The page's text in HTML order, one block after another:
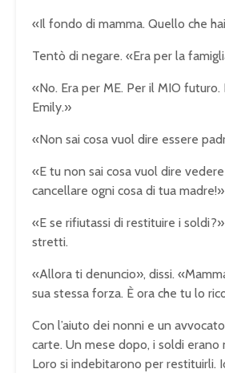
«Il fondo di mamma. Quello che
Tentò di negare. «Era per la
«No. Era per ME. Per il MIO futuro.
Emily.»
«Non sai cosa vuol dire essere
«E tu non sai cosa vuol dire
cancellare ogni cosa di tua madre!»
«E se rifiutassi di restituire i
stretti.
«Allora ti denuncio», dissi.
sua stessa forza. È ora che tu lo
Con l’aiuto dei nonni e un
carte. Un mese dopo, i soldi erano
Loro si indebitarono per restituirli.